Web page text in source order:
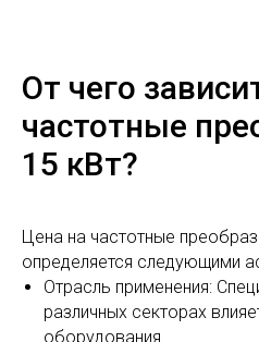
От чего
частотные
15 кВт?
Цена на частотные
определяется следующими
Отрасль применения:
различных секторах
оборудования.